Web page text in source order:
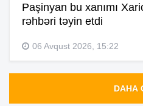
Paşinyan bu xanımı
rəhbəri təyin etdi
06 Avqust 2026, 15:22
DAHA